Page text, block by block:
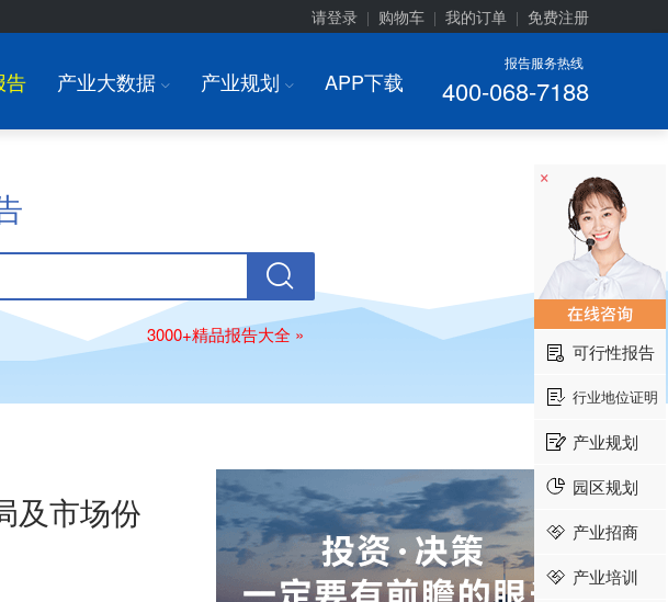
请登录 购物车 我的订单 免费注册
报告服务热线
400-068-7188
告 产业大数据 I 产业规划 I APP下载
3000+精品报告大全 »
及市场份
×
可行性报告
行业地位证明
产业规划
园区规划
产业招商
产业培训